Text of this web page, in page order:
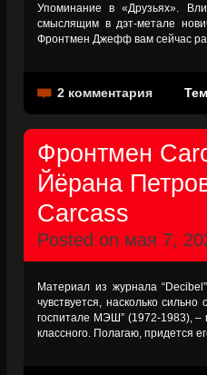
Упоминание в «Друзьях».
смыслящим в дэт-метале
Фронтмен Джефф вам сейчас
2 комментария
Фронтмен
Йёрана
Carcass
Posted on мая 7,
Материал из журнала
чувствуется, насколько
госпитале МЭШ” (1972-1983), –
классного. Полагаю, придется